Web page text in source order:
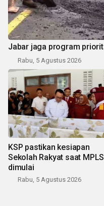
Jabar jaga program
Rabu, 5 Agustus 2026
KSP pastikan kesiapan
Sekolah Rakyat saat MPLS
dimulai
Rabu, 5 Agustus 2026